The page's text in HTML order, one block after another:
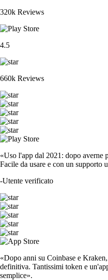
320k Reviews
4.5
660k Reviews
«Uso l'app dal 2021: dopo averne
Facile da usare e con un supporto
-Utente verificato
«Dopo anni su Coinbase e
definitiva. Tantissimi token e
semplice».